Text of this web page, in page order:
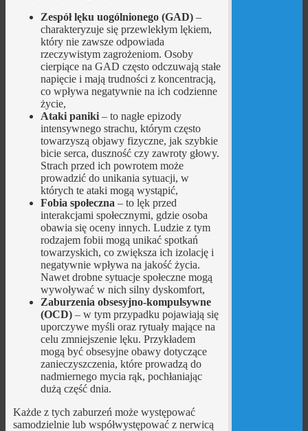
Zespół lęku uogólnionego (GAD)–
charakteryzuje się przewlekłym lękiem,
który nie zawsze odpowiada
rzeczywistym zagrożeniom. Osoby
cierpiące na GAD często odczuwają stałe
napięcie i mają trudności z koncentracją,
co wpływa negatywnie na ich codzienne
życie,
Ataki paniki– to nagłe epizody
intensywnego strachu, którym często
towarzyszą objawy fizyczne, jak szybkie
bicie serca, duszność czy zawroty głowy.
Strach przed ich powrotem może
prowadzić do unikania sytuacji, w
których te ataki mogą wystąpić,
Fobia społeczna – to lęk przed
interakcjami społecznymi, gdzie osoba
obawia się oceny innych. Ludzie z tym
rodzajem fobii mogą unikać spotkań
towarzyskich, co zwiększa ich izolację i
negatywnie wpływa na jakość życia.
Nawet drobne sytuacje społeczne mogą
wywoływać w nich silny dyskomfort,
Zaburzenia obsesyjno-kompulsywne
(OCD)– w tym przypadku pojawiają się
uporczywe myśli oraz rytuały mające na
celu zmniejszenie lęku. Przykładem
mogą być obsesyjne obawy dotyczące
zanieczyszczenia, które prowadzą do
nadmiernego mycia rąk, pochłaniając
dużą część dnia.
Każde z tych zaburzeń może występować
samodzielnie lub współwystępować z nerwicą